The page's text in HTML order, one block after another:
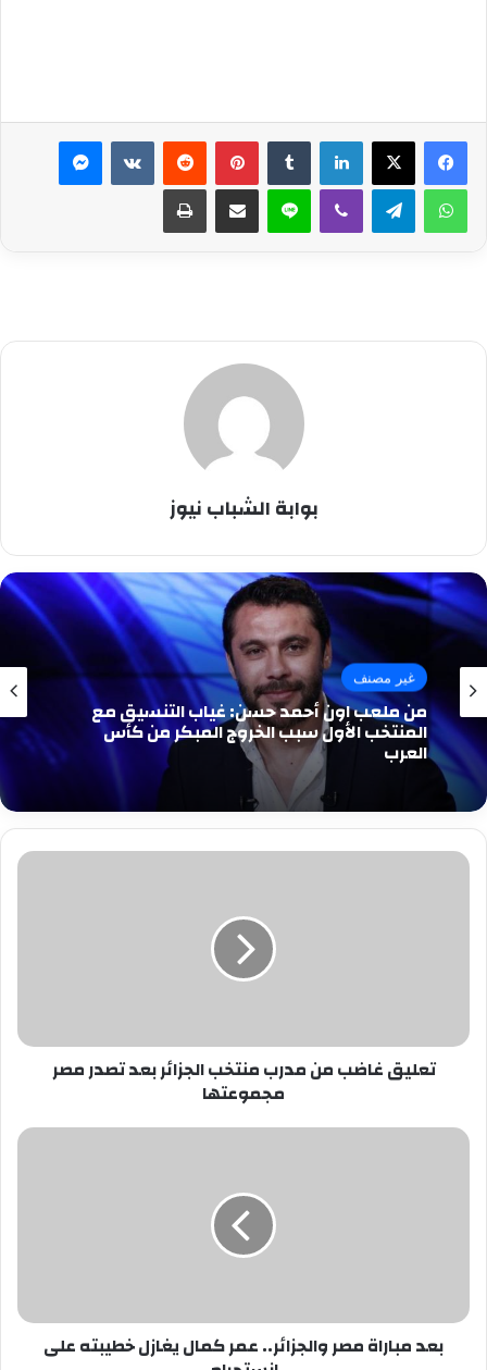
لينكدإن بينتيريست ماسنجر
واتساب تيلقرام ڤايبر لاين مشاركة عبر البريد طباعة
بوابة الشباب نيوز
غير مصنف
من ملعب اون أحمد حسن: غياب التنسيق مع
المنتخب الأول سبب الخروج المبكر من كأس
العرب
تعليق
مصر
مجموعتهاتعليق غاضب من مدرب منتخب الجزائر بعد تصدر مصر
مجموعتها
بعد
على
إنستجرام
بعد مباراة مصر والجزائر.. عمر كمال يغازل خطيبته على